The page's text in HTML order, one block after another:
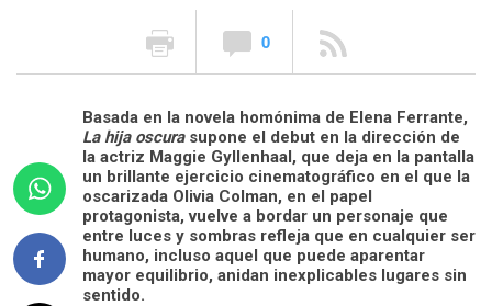
0
Basada en la novela homónima de Elena Ferrante,
La hija oscurasupone el debut en la dirección de
la actriz Maggie Gyllenhaal, que deja en la pantalla
un brillante ejercicio cinematográfico en el que la
oscarizada Olivia Colman, en el papel
protagonista, vuelve a bordar un personaje que
entre luces y sombras refleja que en cualquier ser
humano, incluso aquel que puede aparentar
mayor equilibrio, anidan inexplicables lugares sin
sentido.